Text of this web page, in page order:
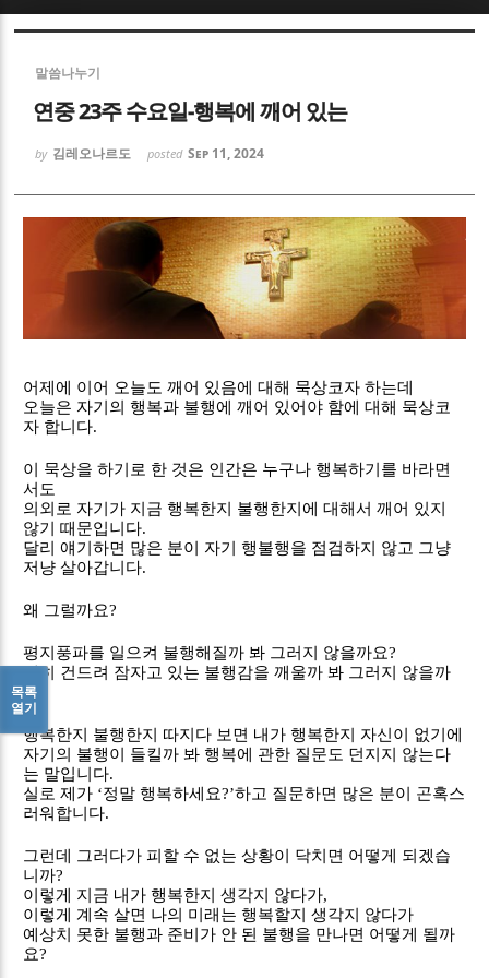
말씀나누기
연중 23주 수요일-행복에 깨어 있는
by 김레오나르도 posted Sep 11, 2024
어제에 이어 오늘도 깨어 있음에 대해 묵상코자 하는데
오늘은 자기의 행복과 불행에 깨어 있어야 함에 대해 묵상코
자 합니다.
이 묵상을 하기로 한 것은 인간은 누구나 행복하기를 바라면
서도
의외로 자기가 지금 행복한지 불행한지에 대해서 깨어 있지
않기 때문입니다.
달리 얘기하면 많은 분이 자기 행불행을 점검하지 않고 그냥
저냥 살아갑니다.
왜 그럴까요?
평지풍파를 일으켜 불행해질까 봐 그러지 않을까요?
괜히 건드려 잠자고 있는 불행감을 깨울까 봐 그러지 않을까
요
행복한지 불행한지 따지다 보면 내가 행복한지 자신이 없기에
자기의 불행이 들킬까 봐 행복에 관한 질문도 던지지 않는다
는 말입니다.
실로 제가 ‘정말 행복하세요?’하고 질문하면 많은 분이 곤혹스
러워합니다.
그런데 그러다가 피할 수 없는 상황이 닥치면 어떻게 되겠습
니까?
이렇게 지금 내가 행복한지 생각지 않다가,
이렇게 계속 살면 나의 미래는 행복할지 생각지 않다가
예상치 못한 불행과 준비가 안 된 불행을 만나면 어떻게 될까
요?
목록
열기
Sketchbook5, 스케치북5
Sketchbook5, 스케치북5
Sketchbook5, 스케치북5
Sketchbook5, 스케치북5